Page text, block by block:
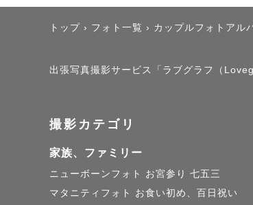
トップ › フォト一覧 › カップルフォトアル
出張写真撮影サービス「ラブグラフ（
撮影カテゴリ
家族、ファミリー
ニューボーンフォト お宮参り 七五三
マタニティフォト
お食い初め、百日祝い